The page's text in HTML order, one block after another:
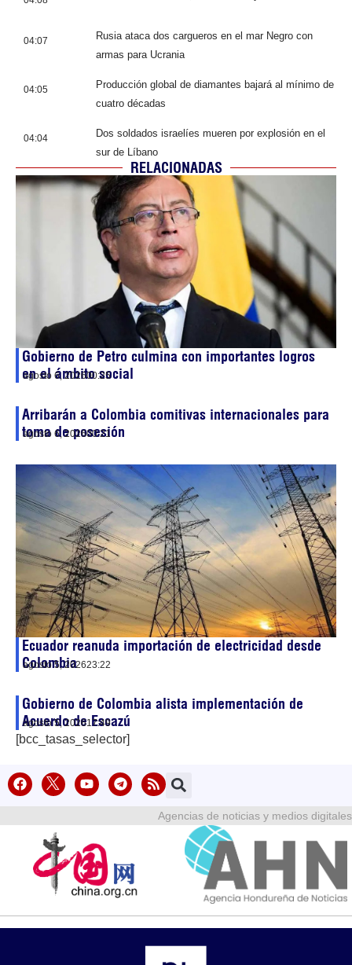
04:07
Rusia ataca dos cargueros en el mar Negro con
armas para Ucrania
04:05
Producción global de diamantes bajará al mínimo de
cuatro décadas
04:04
Dos soldados israelíes mueren por explosión en el
sur de Líbano
RELACIONADAS
Gobierno de Petro culmina con importantes logros
en el ámbito social
agosto 6, 202600:25
Arribarán a Colombia comitivas internacionales para
toma de posesión
agosto 6, 202600:21
Ecuador reanuda importación de electricidad desde
Colombia
agosto 5, 202623:22
Gobierno de Colombia alista implementación de
Acuerdo de Escazú
agosto 5, 202617:49
[bcc_tasas_selector]
Agencias de noticias y medios digitales